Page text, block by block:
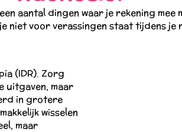
aantal dingen waar je rekening
niet voor verassingen staat tijdens je
(IDR). Zorg
uitgaven, maar
in grotere
wisselen
maar